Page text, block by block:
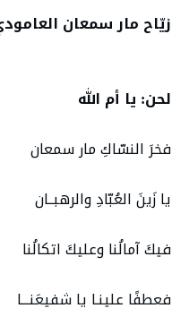
زيّاح مار سمعان
لحن: يا أم الله
فخرَ النسّاكِ مار سمعان
يا زَينَ العُبّادِ والرهبــان
فيكَ آمالُنا وعليكَ اتكالُنا
فعطفًا علينـا يا شفيعَنـــا